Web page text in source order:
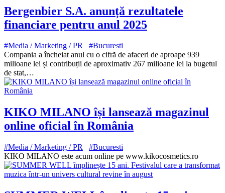
Bergenbier S.A. anunță rezultatele
financiare pentru anul 2025
#Media / Marketing / PR
#Bucuresti
Compania a încheiat anul cu o cifră de afaceri de aproape 939
milioane lei și contribuții de aproximativ 267 milioane lei la bugetul
de stat,…
KIKO MILANO își lansează magazinul
online oficial în România
#Media / Marketing / PR
#Bucuresti
KIKO MILANO este acum online pe www.kikocosmetics.ro